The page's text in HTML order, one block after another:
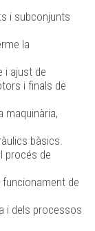
i subconjunts
la
i ajust de
i finals de
maquinària,
bàsics.
procés de
de
i dels processos